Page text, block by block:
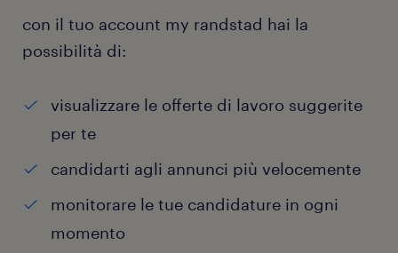
con il tuo account my randstad hai la
possibilità di:
visualizzare le offerte di lavoro suggerite
per te
candidarti agli annunci più velocemente
monitorare le tue candidature in ogni
momento